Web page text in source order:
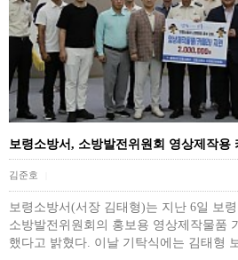
보령소방서, 소방발전위원회 영상제작
김준호
보령소방서(서장 김태형)는 지난 6일 보
소방발전위원회의 홍보용 영상제작물품
했다고 밝혔다. 이날 기탁식에는 김태형